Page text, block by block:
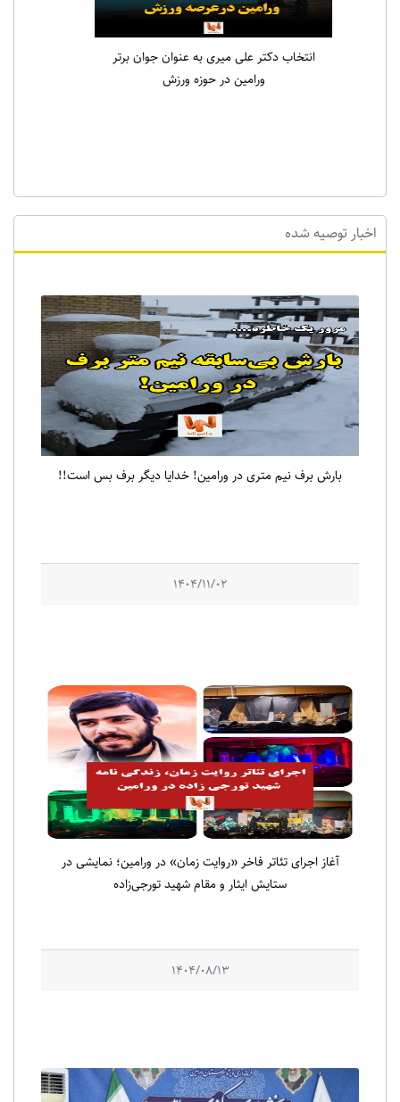
انتخاب دکتر علی میری به عنوان جوان برتر
ورامین در حوزه ورزش
اخبار توصیه شده
بارش برف نیم متری در ورامین! خدایا دیگر برف بس است!!
1404/11/02
آغاز اجرای تئاتر فاخر «روایت زمان» در ورامین؛ نمایشی در
ستایش ایثار و مقام شهید تورجی‌زاده
1404/08/13